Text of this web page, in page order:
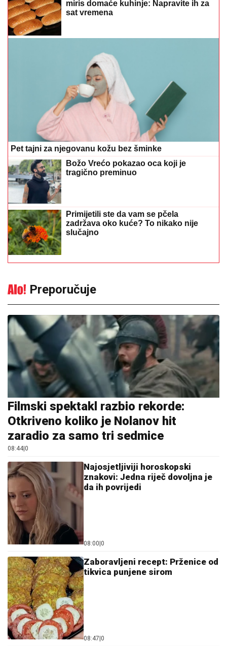
miris domaće kuhinje: Napravite ih za
sat vremena
Pet tajni za njegovanu kožu bez šminke
Božo Vrećo pokazao oca koji je
tragično preminuo
Primijetili ste da vam se pčela
zadržava oko kuće? To nikako nije
slučajno
Preporučuje
Filmski spektakl razbio rekorde:
Otkriveno koliko je Nolanov hit
zaradio za samo tri sedmice
08:44 0
Najosjetljiviji horoskopski
znakovi: Jedna riječ dovoljna je
da ih povrijedi
08:00 0
Zaboravljeni recept: Prženice od
tikvica punjene sirom
08:47 0